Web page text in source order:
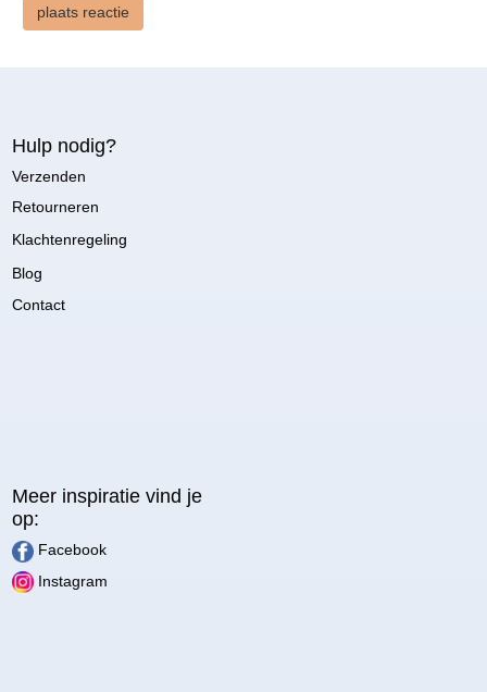
Hulp nodig?
Verzenden
Retourneren
Klachtenregeling
Blog
Contact
Meer inspiratie vind je
op:
Facebook
Instagram